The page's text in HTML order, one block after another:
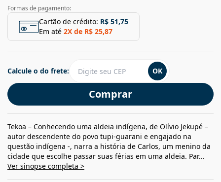
Formas de pagamento:
Cartão de crédito: R$ 51,75
Em até 2X de R$ 25,87
Comprar
Calcule o do frete: OK
Tekoa – Conhecendo uma aldeia indígena, de Olívio Jekupé –
autor descendente do povo tupi-guarani e engajado na
questão indígena -, narra a história de Carlos, um menino da
cidade que escolhe passar suas férias em uma aldeia. Par...
Ver sinopse completa >